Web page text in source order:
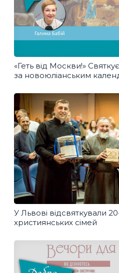
«Геть від Москви!»
за новоюліанським
У Львові відсвяткували
християнських сімей